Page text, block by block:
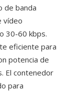
de banda
vídeo
30-60 kbps.
eficiente para
potencia de
El contenedor
para